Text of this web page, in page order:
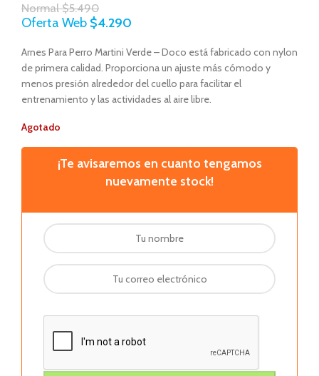
Normal$5.490
Oferta Web $4.290
Arnes Para Perro Martini Verde – Doco está fabricado con nylon
de primera calidad. Proporciona un ajuste más cómodo y
menos presión alrededor del cuello para facilitar el
entrenamiento y las actividades al aire libre.
Agotado
¡Te avisaremos en cuanto tengamos
nuevamente stock!